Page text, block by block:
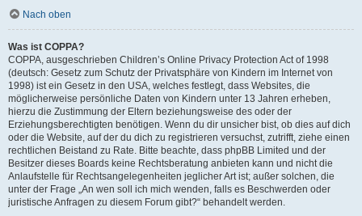
Nach oben
Was ist COPPA?
COPPA, ausgeschrieben Children’s Online Privacy Protection Act of 1998
(deutsch: Gesetz zum Schutz der Privatsphäre von Kindern im Internet von
1998) ist ein Gesetz in den USA, welches festlegt, dass Websites, die
möglicherweise persönliche Daten von Kindern unter 13 Jahren erheben,
hierzu die Zustimmung der Eltern beziehungsweise des oder der
Erziehungsberechtigten benötigen. Wenn du dir unsicher bist, ob dies auf dich
oder die Website, auf der du dich zu registrieren versuchst, zutrifft, ziehe einen
rechtlichen Beistand zu Rate. Bitte beachte, dass phpBB Limited und der
Besitzer dieses Boards keine Rechtsberatung anbieten kann und nicht die
Anlaufstelle für Rechtsangelegenheiten jeglicher Art ist; außer solchen, die
unter der Frage „An wen soll ich mich wenden, falls es Beschwerden oder
juristische Anfragen zu diesem Forum gibt?“ behandelt werden.